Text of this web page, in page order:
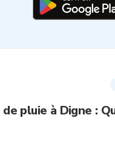
de pluie à Digne :